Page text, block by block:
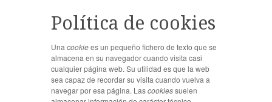
Política de cookies
Una cookiees un pequeño fichero de texto que se
almacena en su navegador cuando visita casi
cualquier página web. Su utilidad es que la web
sea capaz de recordar su visita cuando vuelva a
navegar por esa página. Lascookiessuelen